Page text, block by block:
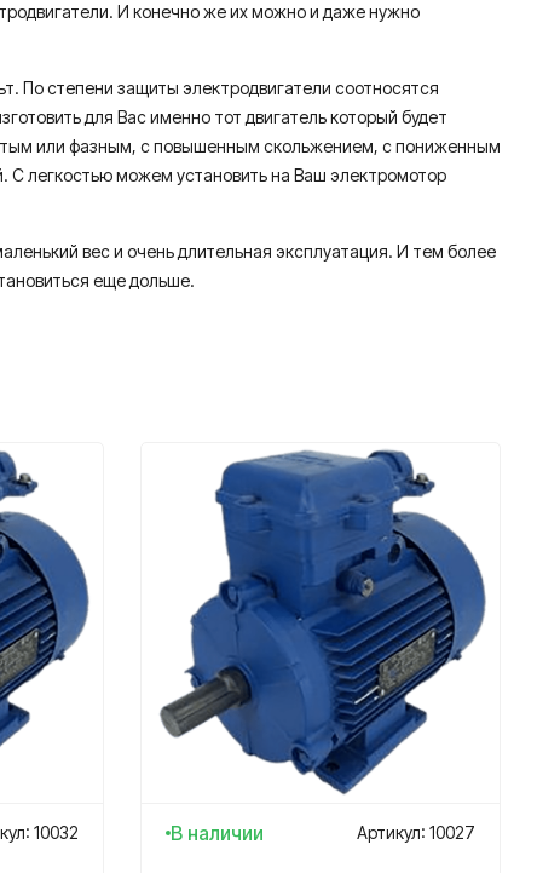
И конечно же их можно и даже нужно
По степени защиты электродвигатели соотносятся
для Вас именно тот двигатель который будет
или фазным, с повышенным скольжением, с пониженным
легкостью можем установить на Ваш электромотор
вес и очень длительная эксплуатация. И тем более
еще дольше.
10032 В наличии Артикул: 10027